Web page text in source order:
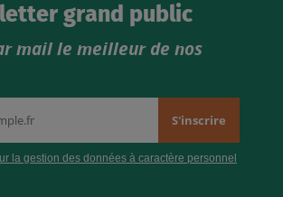
grand public
mail le meilleur de nos